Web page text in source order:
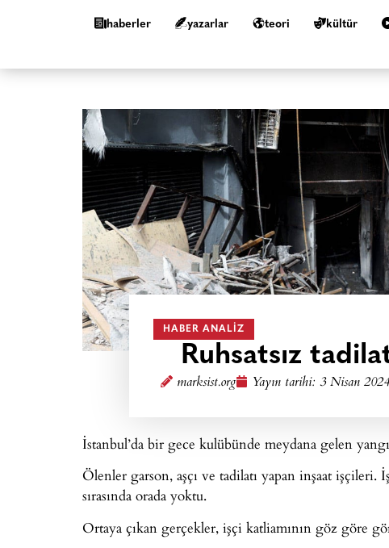
haberler yazarlar teori kültür
HABER ANALIZ
Ruhsatsız
marksist.org Yayın tarihi: 3 Nisan
İstanbul’da bir gece kulübünde meydana gelen
Ölenler garson, aşçı ve tadilatı yapan inşaat işçileri.
sırasında orada yoktu.
Ortaya çıkan gerçekler, işçi katliamının göz göre